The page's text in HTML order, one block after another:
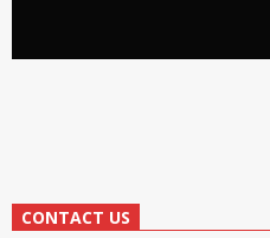
CONTACT US